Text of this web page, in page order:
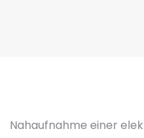
Nahaufnahme einer